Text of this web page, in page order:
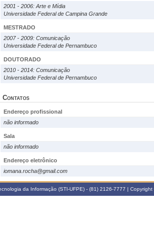
2001 - 2006: Arte e Mídia
Universidade Federal de Campina Grande
MESTRADO
2007 - 2009: Comunicação
Universidade Federal de Pernambuco
DOUTORADO
2010 - 2014: Comunicação
Universidade Federal de Pernambuco
Contatos
Endereço profissional
não informado
Sala
não informado
Endereço eletrônico
iomana.rocha@gmail.com
da Informação (STI-UFPE) - (81) 2126-7777 |